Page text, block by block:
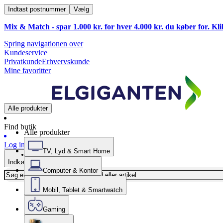
Indtast postnummer Vælg
Mix & Match - spar 1.000 kr. for hver 4.000 kr. du køber for.
Spring navigationen over
Kundeservice
PrivatkundeErhvervskunde
Mine favoritter
Alle produkter
Find butik
Log ind
Indkøbskurv
Alle produkter
TV, Lyd & Smart Home
Computer & Kontor
Mobil, Tablet & Smartwatch
Gaming